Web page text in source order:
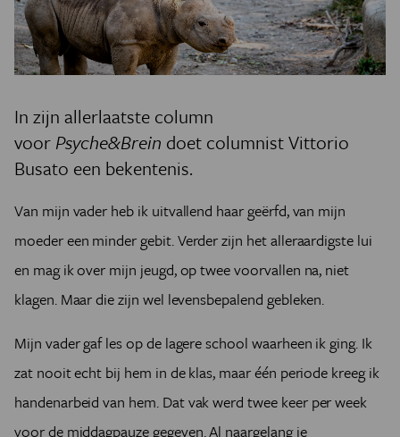
In zijn allerlaatste column
voor Psyche&Brein doet columnist Vittorio
Busato een bekentenis.
Van mijn vader heb ik uitvallend haar geërfd, van mijn
moeder een minder gebit. Verder zijn het alleraardigste lui
en mag ik over mijn jeugd, op twee voorvallen na, niet
klagen. Maar die zijn wel levensbepalend gebleken.
Mijn vader gaf les op de lagere school waarheen ik ging. Ik
zat nooit echt bij hem in de klas, maar één periode kreeg ik
handenarbeid van hem. Dat vak werd twee keer per week
voor de middagpauze gegeven. Al naargelang je